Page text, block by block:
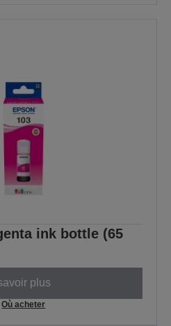
ink bottle (65
plus
Où acheter